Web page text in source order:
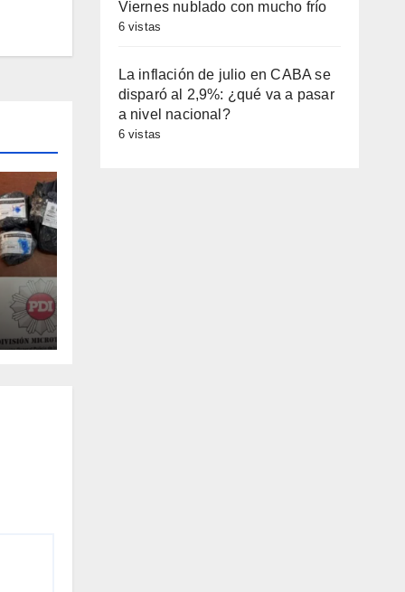
Viernes nublado con mucho frío
6 vistas
La inflación de julio en CABA se
disparó al 2,9%: ¿qué va a pasar
a nivel nacional?
6 vistas